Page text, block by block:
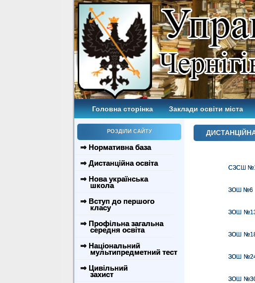
Головна сторінка Заклади освіти міста
РОЗДІЛИ САЙТУ
⇒ Нормативна база
⇒ Дистанційна освіта
⇒ Нова українська
школа
⇒ Вступ до першого
класу
⇒ Профільна загальна
середня освіта
⇒ Національний
мультипредметний тест
⇒ Цивільний
захист
СЗСШ
ЗОШ №6
ЗОШ
ЗОШ
ЗОШ
ЗОШ